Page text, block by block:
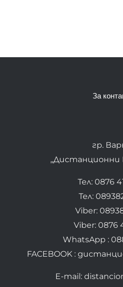
За
гр.
„Дистанционни
Тел: 0876
Тел:
Viber:
Viber: 0876
WhatsApp :
FACEBOOK :
E-mail: